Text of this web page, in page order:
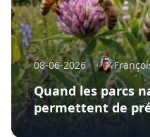
08-06-2026
Quand les parcs
permettent de